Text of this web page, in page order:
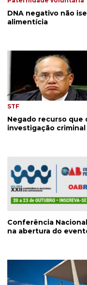
DNA negativo não
alimentícia
STF
Negado recurso que
investigação criminal
Conferência
na abertura do